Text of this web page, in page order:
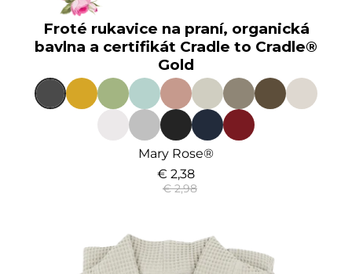
Froté rukavice na praní, organická
bavlna a certifikát Cradle to Cradle®
Gold
Mary Rose®
€ 2,38
€ 2,98